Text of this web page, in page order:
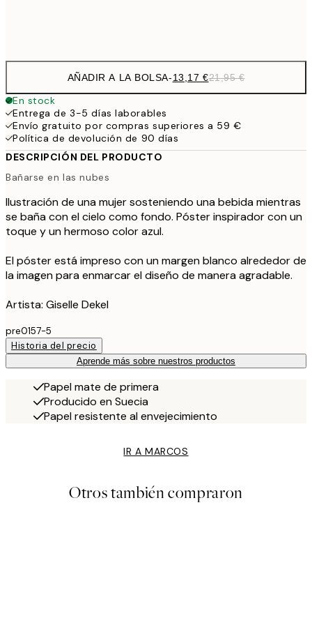
AÑADIR A LA BOLSA-13,17 €21,95 €
En stock
Entrega de 3-5 días laborables
Envío gratuito por compras superiores a 59 €
Política de devolución de 90 días
DESCRIPCIÓN DEL PRODUCTO
Bañarse en las nubes
Ilustración de una mujer sosteniendo una bebida mientras
se baña con el cielo como fondo. Póster inspirador con un
toque y un hermoso color azul.
El póster está impreso con un margen blanco alrededor de
la imagen para enmarcar el diseño de manera agradable.
Artista: Giselle Dekel
pre0157-5
Historia del precio
Aprende más sobre nuestros productos
Papel mate de primera
Producido en Suecia
Papel resistente al envejecimiento
IR A MARCOS
Otros también compraron